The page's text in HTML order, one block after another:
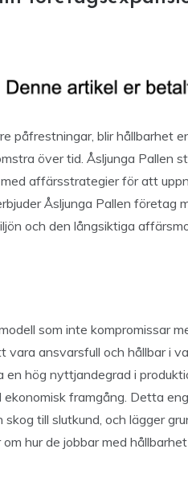
påfrestningar, blir hållbarhet
över tid. Åsljunga Pallen
affärsstrategier för att
Åsljunga Pallen företag
och den långsiktiga
som inte kompromissar
vara ansvarsfull och hållbar i
en hög nyttjandegrad i
framgång. Detta
till slutkund, och lägger
hur de jobbar med